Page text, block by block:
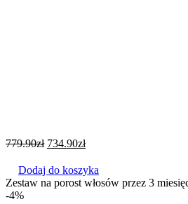
779.90zł 734.90zł
Dodaj do koszyka
Zestaw na porost włosów przez 3
-4%